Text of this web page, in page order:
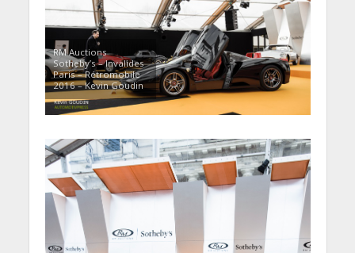
RM Auctions
Sotheby’s – Invalides
Paris – Rétromobile
2016 – Kevin Goudin